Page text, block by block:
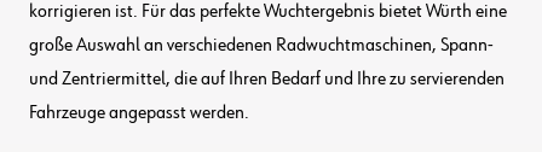
korrigieren ist. Für das perfekte Wuchtergebnis bietet Würth eine
große Auswahl an verschiedenen Radwuchtmaschinen, Spann-
und Zentriermittel, die auf Ihren Bedarf und Ihre zu servierenden
Fahrzeuge angepasst werden.